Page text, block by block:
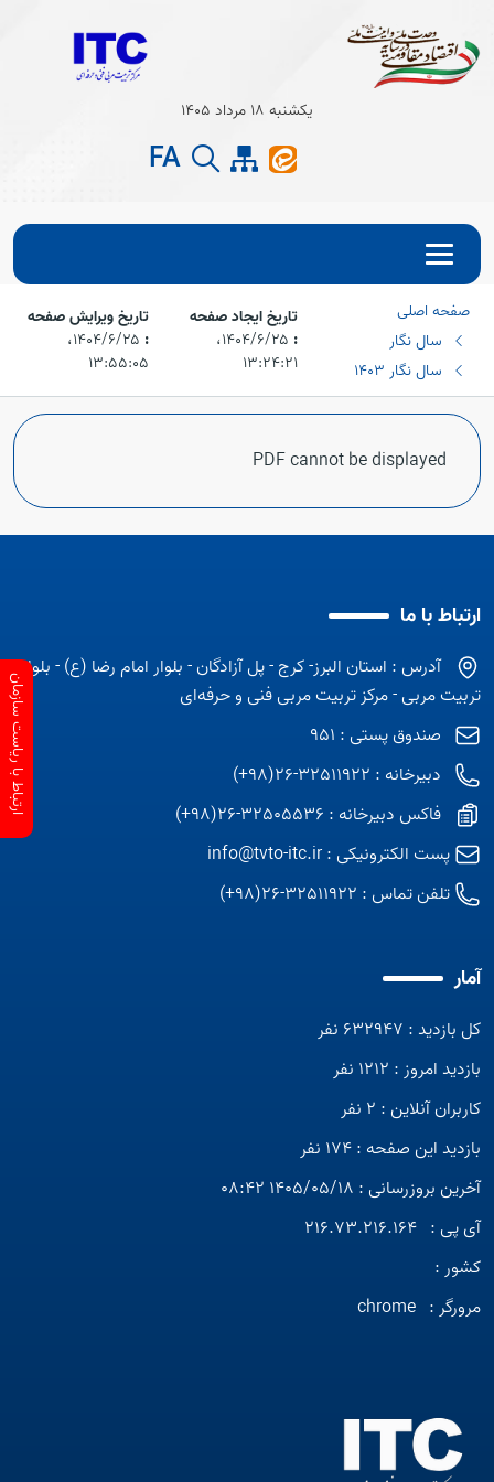
Open
یکشنبه 18 مرداد 1405
FA
صفحه اصلی
سال نگار
سال نگار 1403
تاریخ ایجاد صفحه
:
۱۴۰۴/۶/۲۵،‏
۱۳:۲۴:۲۱
تاریخ ویرایش صفحه
:
۱۴۰۴/۶/۲۵،‏
۱۳:۵۵:۰۵
PDF cannot be displayed
ارتباط با ما
آدرس : استان البرز- کرج - پل آزادگان - بلوار امام رضا (ع) - بلوار
تربیت مربی - مرکز تربیت مربی فنی و حرفه‌ای
صندوق پستی : 951
دبیرخانه : 32511922-26(98+)
فاکس دبیرخانه : 32505536-26(98+)
پست الکترونیکی :info@tvto-itc.ir
تلفن تماس : 32511922-26(98+)
آمار
کل بازدید : 632947 نفر
بازدید امروز : 1212 نفر
کاربران آنلاین : 2 نفر
بازدید این صفحه : 174 نفر
آخرین بروزرسانی : 1405/05/18 08:42
آی پی : 216.73.216.164
کشور :
مرورگر : chrome
ارتباط با ریاست سازمان